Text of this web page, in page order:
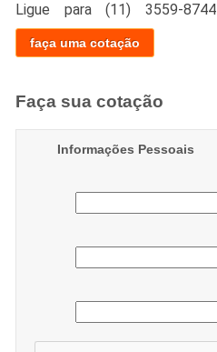
Ligue para(11) 3559-8744
faça uma cotação
Faça sua cotação
Informações Pessoais